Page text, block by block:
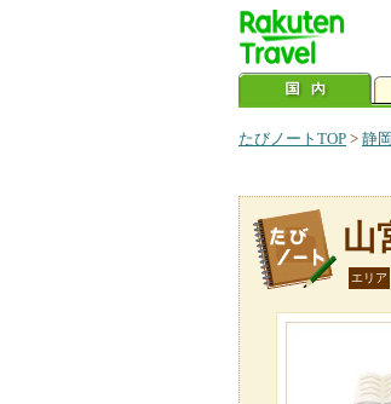
たびノートTOP > 静
山
エリア